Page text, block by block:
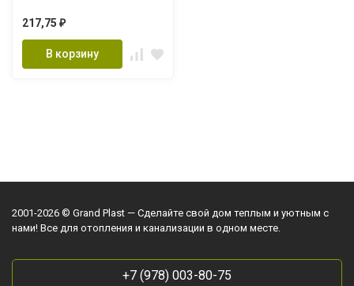
217,75 ₽
В корзину
2001-2026 © Grand Plast — Сделайте свой дом теплым и уютным с
нами! Все для отопления и канализации в одном месте.
+7 (978) 003-80-75